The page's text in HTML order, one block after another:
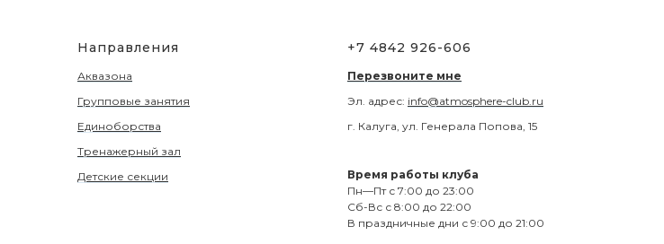
Направления
Аквазона
Групповые занятия
Единоборства
Тренажерный зал
Детские секции
+7 4842 926-606
Перезвоните мне
Эл. адрес: info@atmosphere-club.ru
г. Калуга, ул. Генерала Попова, 15
Время работы клуба
Пн—Пт с 7:00 до 23:00
Сб-Вс с 8:00 до 22:00
В праздничные дни с 9:00 до 21:00